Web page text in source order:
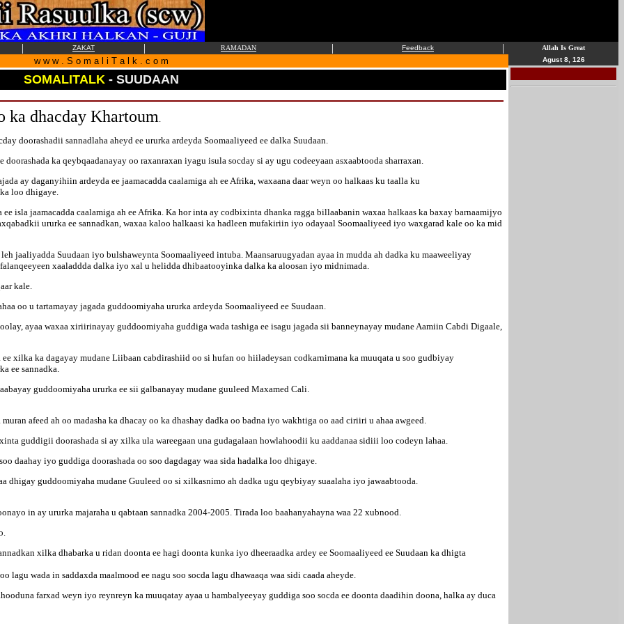
| ZAKAT | RAMADAN | Feedback |
w w w . S o m a l i T a l k . c o m
SOMALITALK- SUUDAAN
ka dhacday Khartoum .
doorashadii sannadlaha aheyd ee ururka ardeyda Soomaaliyeed ee dalka Suudaan.
ka qeybqaadanayay oo raxanraxan iyagu isula socday si ay ugu codeeyaan asxaabtooda sharraxan.
ay daganyihiin ardeyda ee jaamacadda caalamiga ah ee Afrika, waxaana daar weyn oo halkaas ku taalla ku
loo dhigaye.
isla jaamacadda caalamiga ah ee Afrika. Ka hor inta ay codbixinta dhanka ragga billaabanin waxaa halkaas ka baxay barnaamijyo
ururka ee sannadkan, waxaa kaloo halkaasi ka hadleen mufakiriin iyo odayaal Soomaaliyeed iyo waxgarad kale oo ka mid
jaaliyadda Suudaan iyo bulshaweynta Soomaaliyeed intuba. Maansaruugyadan ayaa in mudda ah dadka ku maaweeliyay
xaaladdda dalka iyo xal u helidda dhibaatooyinka dalka ka aloosan iyo midnimada.
kale.
oo u tartamayay jagada guddoomiyaha ururka ardeyda Soomaaliyeed ee Suudaan.
ayaa waxaa xiriirinayay guddoomiyaha guddiga wada tashiga ee isagu jagada sii banneynayay mudane Aamiin Cabdi Digaale,
xilka ka dagayay mudane Liibaan cabdirashiid oo si hufan oo hiiladeysan codkarnimana ka muuqata u soo gudbiyay
ee sannadka.
guddoomiyaha ururka ee sii galbanayay mudane guuleed Maxamed Cali.
afeed ah oo madasha ka dhacay oo ka dhashay dadka oo badna iyo wakhtiga oo aad ciriiri u ahaa awgeed.
guddigii doorashada si ay xilka ula wareegaan una gudagalaan howlahoodii ku aaddanaa sidiii loo codeyn lahaa.
daahay iyo guddiga doorashada oo soo dagdagay waa sida hadalka loo dhigaye.
dhigay guddoomiyaha mudane Guuleed oo si xilkasnimo ah dadka ugu qeybiyay suaalaha iyo jawaabtooda.
in ay ururka majaraha u qabtaan sannadka 2004-2005. Tirada loo baahanyahayna waa 22 xubnood.
xilka dhabarka u ridan doonta ee hagi doonta kunka iyo dheeraadka ardey ee Soomaaliyeed ee Suudaan ka dhigta
wada in saddaxda maalmood ee nagu soo socda lagu dhawaaqa waa sidi caada aheyde.
farxad weyn iyo reynreyn ka muuqatay ayaa u hambalyeeyay guddiga soo socda ee doonta daadihin doona, halka ay duca
Allah Is Great
Agust 8, 126